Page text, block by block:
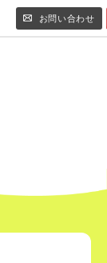
お問い合わせ